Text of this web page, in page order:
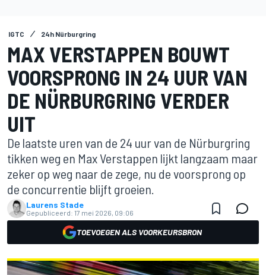
IGTC 24h Nürburgring
MAX VERSTAPPEN BOUWT
VOORSPRONG IN 24 UUR VAN
DE NÜRBURGRING VERDER
UIT
De laatste uren van de 24 uur van de Nürburgring
tikken weg en Max Verstappen lijkt langzaam maar
zeker op weg naar de zege, nu de voorsprong op
de concurrentie blijft groeien.
Laurens Stade
Gepubliceerd: 17 mei 2026, 09:06
TOEVOEGEN ALS VOORKEURSBRON